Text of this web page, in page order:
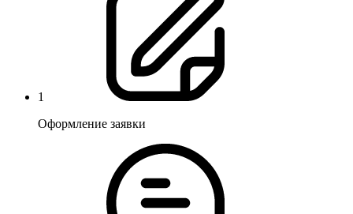
1
Оформление заявки